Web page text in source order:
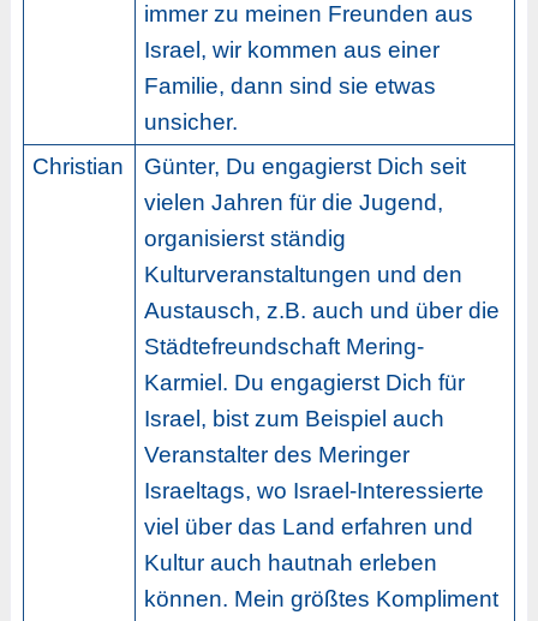
immer zu meinen Freunden aus
Israel, wir kommen aus einer
Familie, dann sind sie etwas
unsicher.
Christian
Günter, Du engagierst Dich seit
vielen Jahren für die Jugend,
organisierst ständig
Kulturveranstaltungen und den
Austausch, z.B. auch und über die
Städtefreundschaft Mering-
Karmiel. Du engagierst Dich für
Israel, bist zum Beispiel auch
Veranstalter des Meringer
Israeltags, wo Israel-Interessierte
viel über das Land erfahren und
Kultur auch hautnah erleben
können. Mein größtes Kompliment